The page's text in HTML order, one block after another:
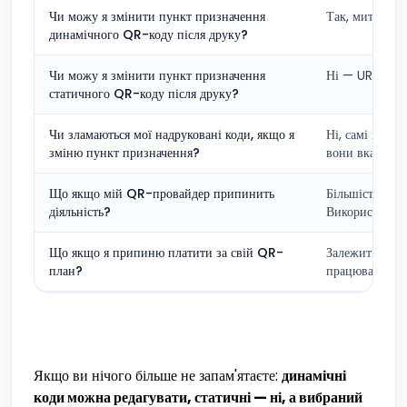
Чи можу я змінити пункт призначення
динамічного QR-коду після друку?
Так, миттєво,
Чи можу я змінити пункт призначення
статичного QR-коду після друку?
Ні — URL
Чи зламаються мої надруковані коди, якщо я
зміню пункт призначення?
Ні, самі коди
вони
Що якщо мій QR-провайдер припинить
діяльність?
Більшість
Що якщо я припиню платити за свій QR-
план?
Залежить від
працювати. У
Якщо ви нічого більше не запам'ятаєте: динамічні
коди можна редагувати, статичні — ні, а вибраний